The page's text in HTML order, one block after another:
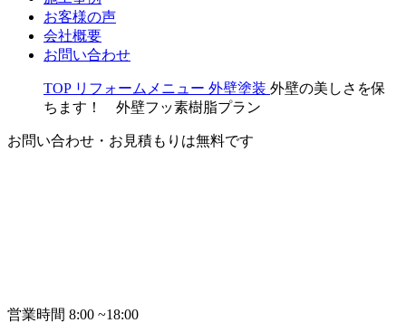
お客様の声
会社概要
お問い合わせ
TOP リフォームメニュー 外壁塗装 外壁の美しさを保
ちます！ 外壁フッ素樹脂プラン
お問い合わせ・お見積もりは無料です
営業時間 8:00 ~18:00